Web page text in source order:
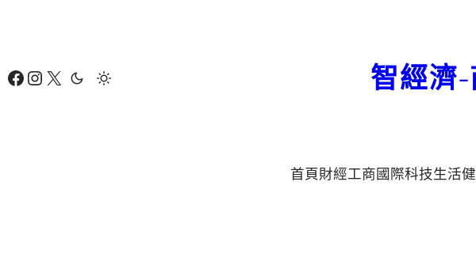
要
Facebook Instagram X 智經濟
首頁財經工商國際科技生活